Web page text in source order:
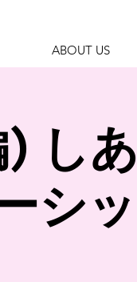
ABOUT US
しあ
シッ